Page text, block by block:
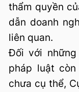
thẩm quyền
dẫn doanh
liên quan.
Đối với
pháp luật
chưa cụ thể,